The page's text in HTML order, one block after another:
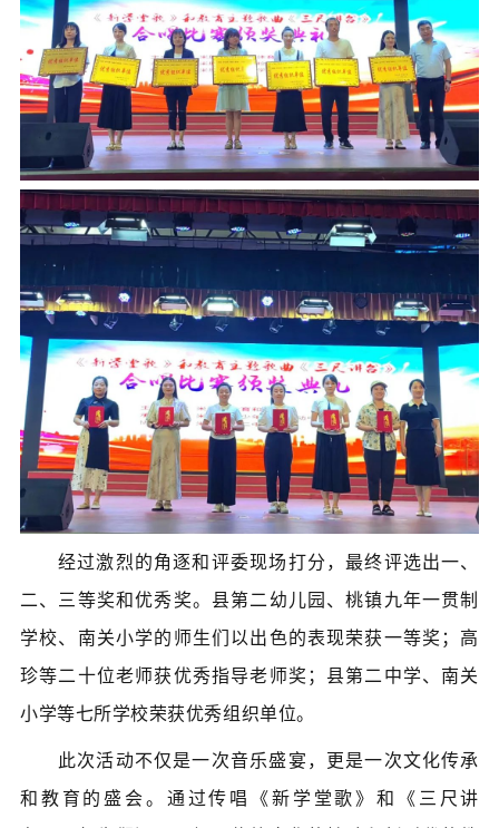
经过激烈的角逐和评委现场打分，最终评选出一、
二、三等奖和优秀奖。县第二幼儿园、桃镇九年一贯制
学校、南关小学的师生们以出色的表现荣获一等奖；高
珍等二十位老师获优秀指导老师奖；县第二中学、南关
小学等七所学校荣获优秀组织单位。
此次活动不仅是一次音乐盛宴，更是一次文化传承
和教育的盛会。通过传唱《新学堂歌》和《三尺讲